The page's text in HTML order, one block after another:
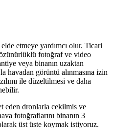
etmeye yardımcı olur. Ticari
fotoğraf ve video
veya binanın uzaktan
havadan görüntü alınmasına izin
ile düzeltilmesi ve daha
eden dronlarla cekilmis ve
fotoğraflarını binanın 3
üst üste koymak istiyoruz.